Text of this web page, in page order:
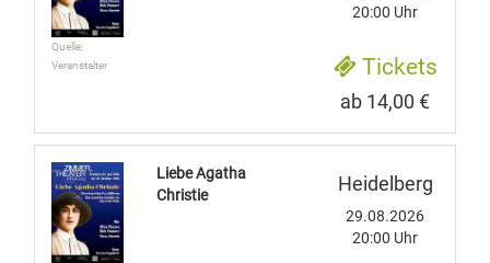
Quelle:
Veranstalter
20:00 Uhr
Tickets
ab 14,00 €
Liebe Agatha
Christie
Heidelberg
29.08.2026
20:00 Uhr